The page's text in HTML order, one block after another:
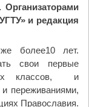
Организаторами
и редакция
более10 лет.
свои первые
классов, и
переживаниями,
Православия.